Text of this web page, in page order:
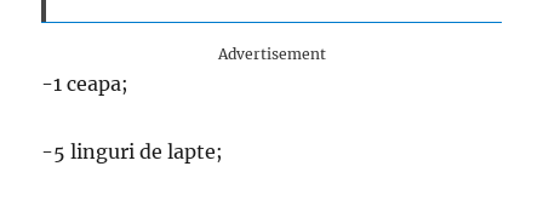
Advertisement
-1 ceapa;
-5 linguri de lapte;